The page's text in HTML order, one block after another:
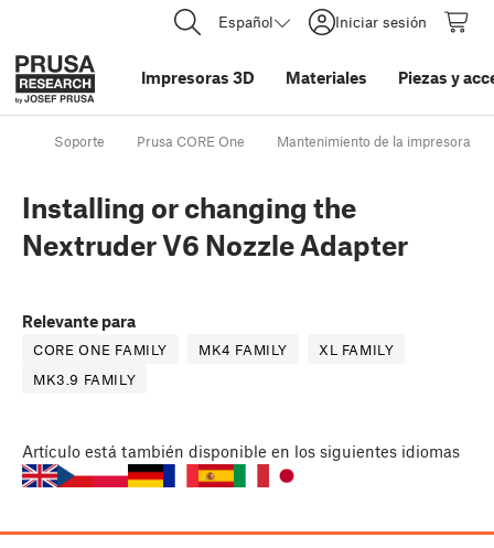
Español Iniciar sesión
Impresoras 3D Materiales Piezas y
Soporte Prusa CORE One Mantenimiento de la impresora
Installing or changing the
Nextruder V6 Nozzle Adapter
Relevante para
CORE ONE FAMILY MK4 FAMILY
XL FAMILY
MK3.9 FAMILY
Artículo está también disponible en los siguientes idiomas